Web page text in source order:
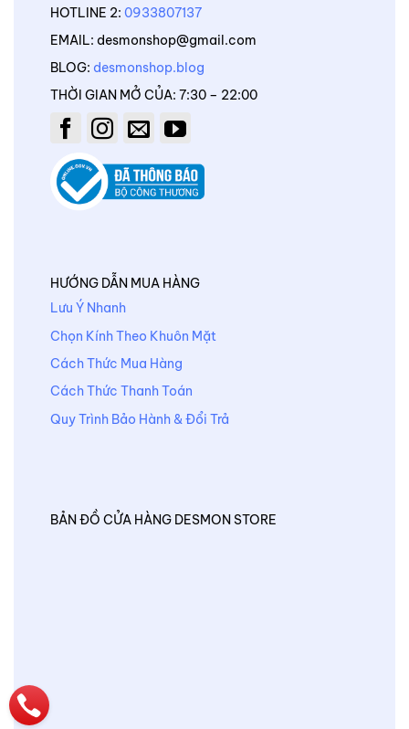
HOTLINE 2: 0933807137
EMAIL: desmonshop@gmail.com
BLOG: desmonshop.blog
THỜI GIAN MỞ CỦA: 7:30 – 22:00
HƯỚNG DẪN MUA HÀNG
Lưu Ý Nhanh
Chọn Kính Theo Khuôn Mặt
Cách Thức Mua Hàng
Cách Thức Thanh Toán
Quy Trình Bảo Hành & Đổi Trả
BẢN ĐỒ CỬA HÀNG DESMON STORE